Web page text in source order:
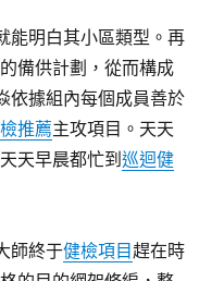
能明白其小區類型。再
備供計劃，從而構成
依據組內每個成員善於
推薦主攻項目。天天
天早晨都忙到巡迴健
師終于健檢項目趕在時